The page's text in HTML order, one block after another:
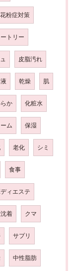
花粉症対策
トリー
皮脂汚れ
乾燥 肌
か 化粧水
ム 保湿
老化 シミ
食事
ィエステ
着 クマ
サプリ
中性脂肪